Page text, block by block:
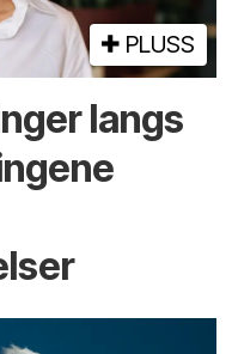
PLUSS
langs